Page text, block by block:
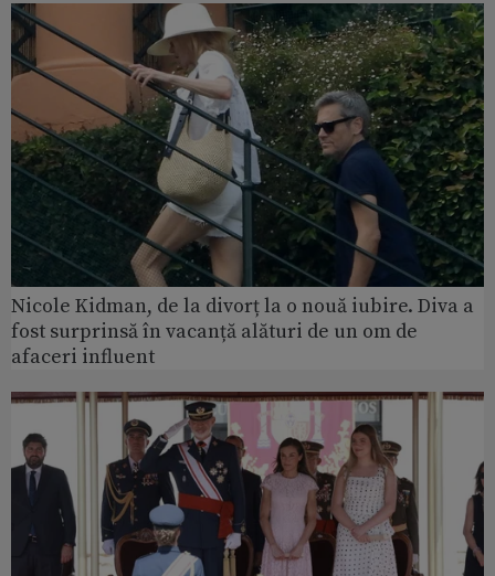
Nicole Kidman, de la divorț la o nouă iubire. Diva a
fost surprinsă în vacanță alături de un om de
afaceri influent